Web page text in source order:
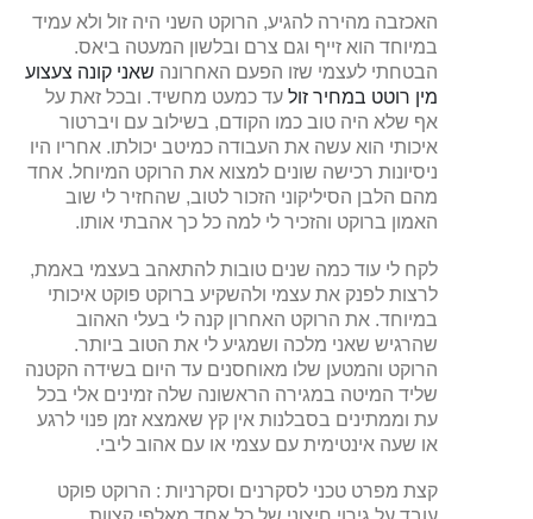
האכזבה מהירה להגיע, הרוקט השני היה זול ולא עמיד
במיוחד הוא זייף וגם צרם ובלשון המעטה ביאס.
הבטחתי לעצמי שזו הפעם האחרונה שאני קונה צעצוע
מין רוטט במחיר זול עד כמעט מחשיד. ובכל זאת על
אף שלא היה טוב כמו הקודם, בשילוב עם ויברטור
איכותי הוא עשה את העבודה כמיטב יכולתו. אחריו היו
ניסיונות רכישה שונים למצוא את הרוקט המיוחל. אחד
מהם הלבן הסיליקוני הזכור לטוב, שהחזיר לי שוב
האמון ברוקט והזכיר לי למה כל כך אהבתי אותו.
לקח לי עוד כמה שנים טובות להתאהב בעצמי באמת,
לרצות לפנק את עצמי ולהשקיע ברוקט פוקט איכותי
במיוחד. את הרוקט האחרון קנה לי בעלי האהוב
שהרגיש שאני מלכה ושמגיע לי את הטוב ביותר.
הרוקט והמטען שלו מאוחסנים עד היום בשידה הקטנה
שליד המיטה במגירה הראשונה שלה זמינים אלי בכל
עת וממתינים בסבלנות אין קץ שאמצא זמן פנוי לרגע
או שעה אינטימית עם עצמי או עם אהוב ליבי.
קצת מפרט טכני לסקרנים וסקרניות : הרוקט פוקט